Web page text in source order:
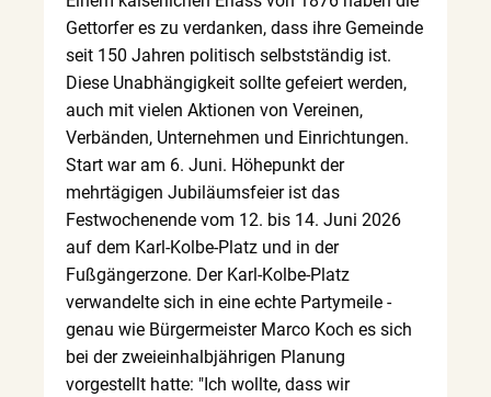
Gettorfer es zu verdanken, dass ihre Gemeinde
seit 150 Jahren politisch selbstständig ist.
Diese Unabhängigkeit sollte gefeiert werden,
auch mit vielen Aktionen von Vereinen,
Verbänden, Unternehmen und Einrichtungen.
Start war am 6. Juni. Höhepunkt der
mehrtägigen Jubiläumsfeier ist das
Festwochenende vom 12. bis 14. Juni 2026
auf dem Karl-Kolbe-Platz und in der
Fußgängerzone. Der Karl-Kolbe-Platz
verwandelte sich in eine echte Partymeile -
genau wie Bürgermeister Marco Koch es sich
bei der zweieinhalbjährigen Planung
vorgestellt hatte: "Ich wollte, dass wir